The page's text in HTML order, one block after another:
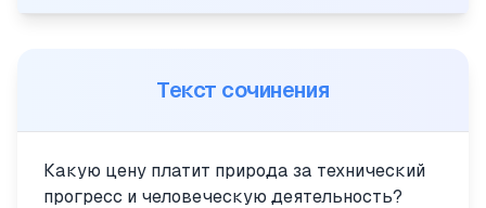
Текст сочинения
Какую цену платит природа за технический
прогресс и человеческую деятельность?